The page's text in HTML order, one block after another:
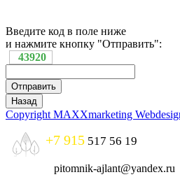
Введите код в поле ниже
и нажмите кнопку "Отправить":
43920
Copyright MAXXmarketing
+7 915 517 56 19
pitomnik-ajlant@yandex.ru